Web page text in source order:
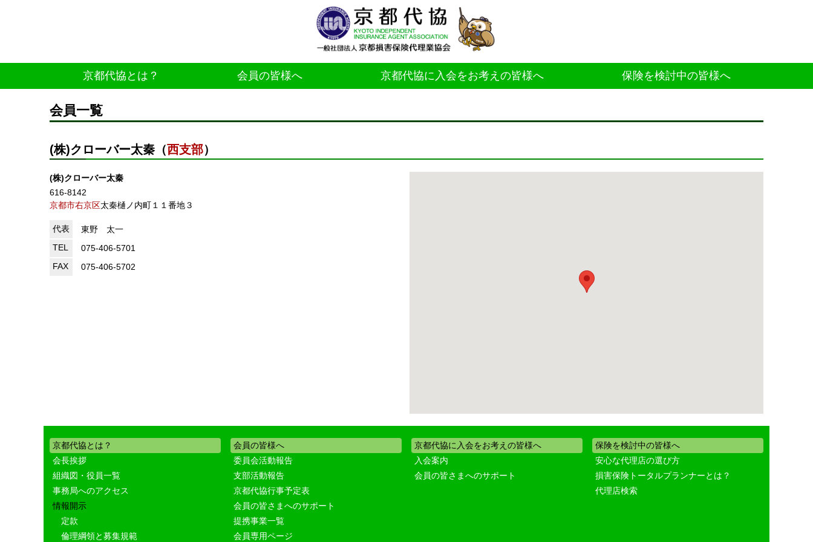
京都代協とは？ 会員の皆様へ 京都代協に入会をお考えの皆様へ 保険を検討中の皆様へ
会員一覧
(株)クローバー太秦（西支部）
(株)クローバー太秦
616-8142
京都市右京区太秦樋ノ内町１１番地３
代表
東野 太一
TEL
075-406-5701
FAX
075-406-5702
京都代協とは？
会長挨拶
組織図・役員一覧
事務局へのアクセス
情報開示
定款
倫理綱領と募集規範
会員の皆様へ
委員会活動報告
支部活動報告
京都代協行事予定表
会員の皆さまへのサポート
提携事業一覧
会員専用ページ
京都代協に入会をお考えの皆様へ
入会案内
会員の皆さまへのサポート
保険を検討中の皆様へ
安心な代理店の選び方
損害保険トータルプランナーとは？
代理店検索